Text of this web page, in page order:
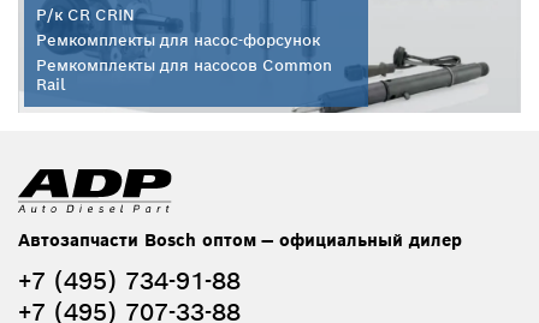
Р/к CR CRIN
Ремкомплекты для насос-форсунок
Ремкомплекты для насосов Common
Rail
Автозапчасти Bosch оптом — официальный дилер
+7 (495) 734-91-88
+7 (495) 707-33-88